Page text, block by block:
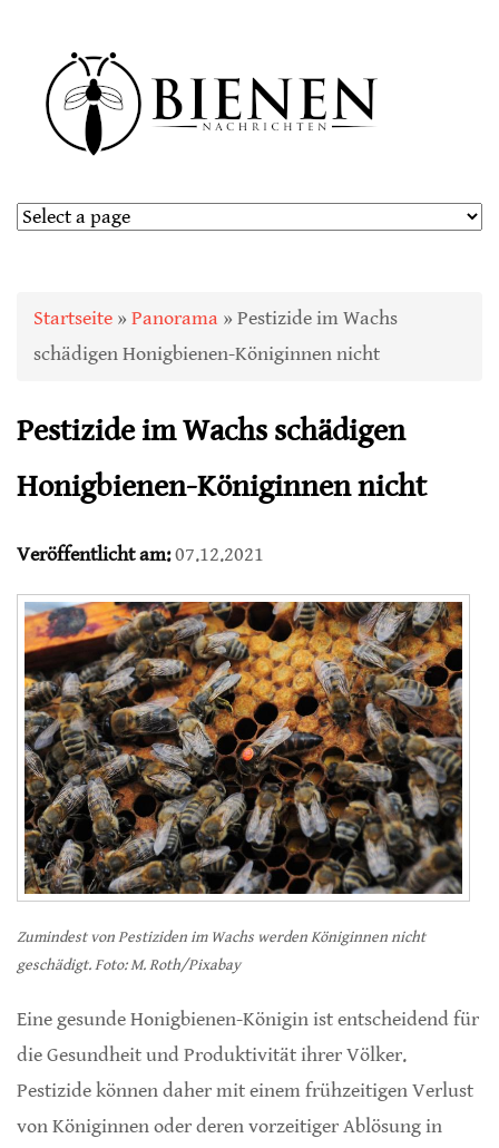
Sie sind hier
Startseite » Panorama » Pestizide im Wachs
schädigen Honigbienen-Königinnen nicht
Pestizide im Wachs schädigen
Honigbienen-Königinnen nicht
Veröffentlicht am:07.12.2021
Zumindest von Pestiziden im Wachs werden Königinnen nicht
geschädigt. Foto: M. Roth/Pixabay
Eine gesunde Honigbienen-Königin ist entscheidend für
die Gesundheit und Produktivität ihrer Völker.
Pestizide können daher mit einem frühzeitigen Verlust
von Königinnen oder deren vorzeitiger Ablösung in